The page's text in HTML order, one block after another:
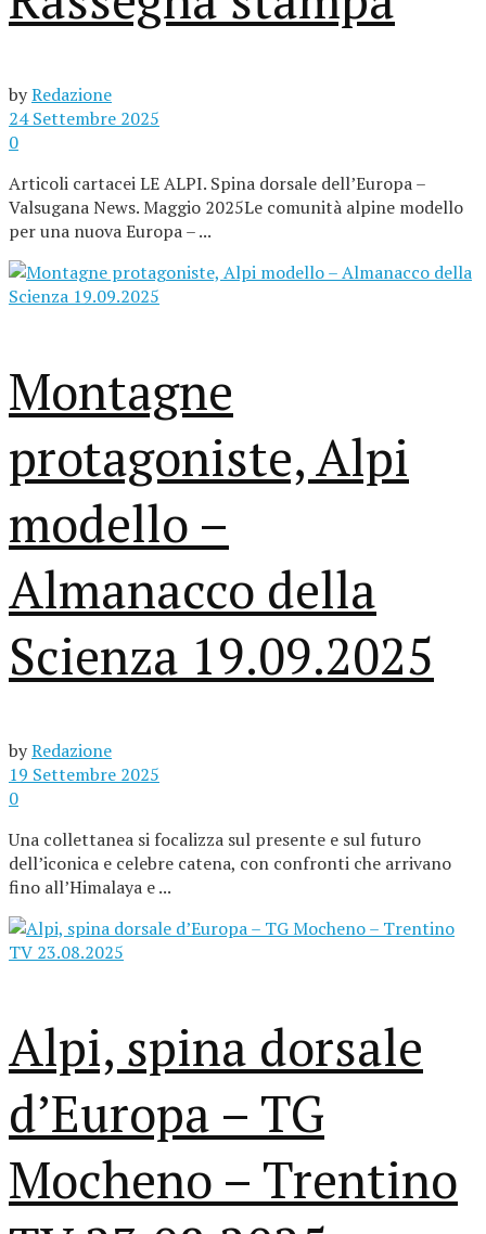
byRedazione
24 Settembre 2025
0
Articoli cartacei LE ALPI. Spina dorsale dell’Europa –
Valsugana News. Maggio 2025Le comunità alpine modello
per una nuova Europa – ...
Montagne
protagoniste, Alpi
modello –
Almanacco della
Scienza 19.09.2025
byRedazione
19 Settembre 2025
0
Una collettanea si focalizza sul presente e sul futuro
dell’iconica e celebre catena, con confronti che arrivano
fino all’Himalaya e ...
Alpi, spina dorsale
d’Europa – TG
Mocheno – Trentino